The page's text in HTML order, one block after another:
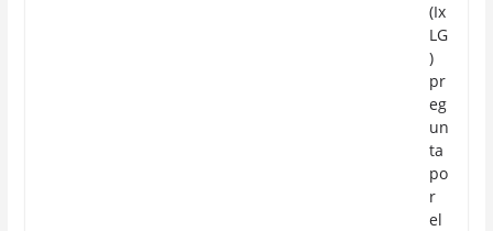
(Ix
LG
)
pr
eg
un
ta
po
r
el